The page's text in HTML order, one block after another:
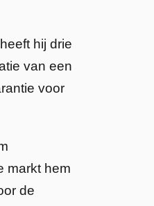
hij drie
van een
voor
markt hem
de